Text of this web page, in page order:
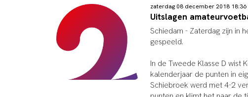
zaterdag 08 december 2018 18:36
Uitslagen
Schiedam - Zaterdag zijn in
gespeeld.
In de Tweede Klasse D wist
kalenderjaar de punten in
Schiebroek werd met 4-2